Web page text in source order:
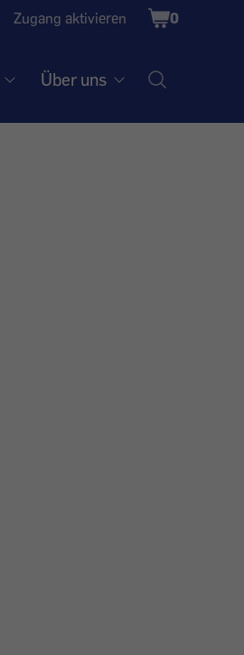
Zugang aktivieren
Shopping
Cart
0
Über uns